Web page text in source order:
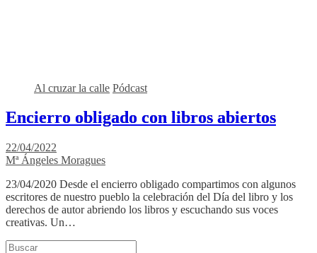
Al cruzar la calle Pódcast
Encierro obligado con libros abiertos
22/04/2022
Mª Ángeles Moragues
23/04/2020 Desde el encierro obligado compartimos con algunos
escritores de nuestro pueblo la celebración del Día del libro y los
derechos de autor abriendo los libros y escuchando sus voces
creativas. Un…
Buscar en la web